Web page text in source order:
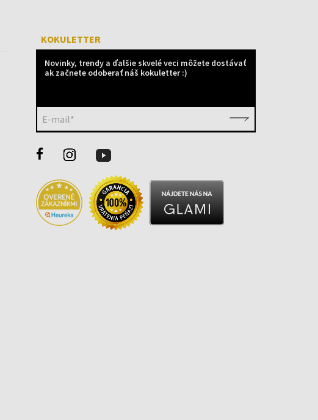
KOKULETTER
Novinky, trendy a ďalšie skvelé veci môžete dostávať
ak začnete odoberať náš kokuletter :)
E-mail*